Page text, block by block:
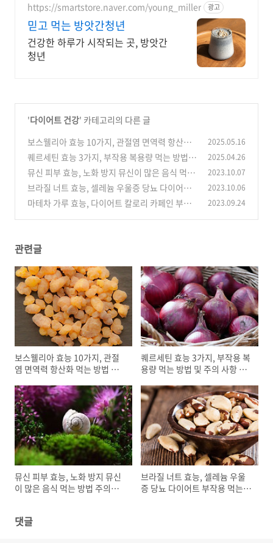
https://smartstore.naver.com/young_miller 광고
믿고 먹는 방앗간청년
건강한 하루가 시작되는 곳, 방앗간
청년
'다이어트 건강' 카테고리의 다른 글
보스웰리아 효능 10가지, 관절염 면역력 항산화
먹는 방법 권장량 부작용
(0)
2025.05.16
퀘르세틴 효능 3가지, 부작용 복용량 먹는 방법
및 주의 사항 항산화 면역
(0)
2025.04.26
뮤신 피부 효능, 노화 방지 뮤신이 많은 음식 먹는
방법 주의할 점
(0)
2023.10.07
브라질 너트 효능, 셀레늄 우울증 당뇨 다이어트
부작용 먹는 방법 칼로리 (0)
2023.10.06
마테차 가루 효능, 다이어트 칼로리 카페인 부작
2023.09.24
관련글
보스웰리아 효능 10가지, 관절
염 면역력 항산화 먹는 방법 권
퀘르세틴 효능 3가지, 부작용 복
용량 먹는 방법 및 주의 사항 항
뮤신 피부 효능, 노화 방지 뮤신
이 많은 음식 먹는 방법 주의할
브라질 너트 효능, 셀레늄 우울
증 당뇨 다이어트 부작용 먹는
댓글